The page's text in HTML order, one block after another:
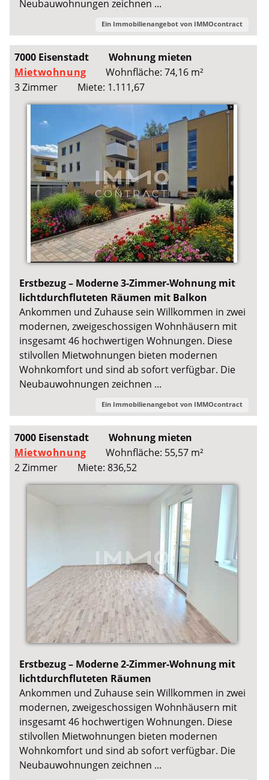
Neubauwohnungen zeichnen ...
Ein Immobilienangebot von IMMOcontract
7000 Eisenstadt
Wohnung mieten
Mietwohnung
Wohnfläche: 74,16 m²
3 Zimmer
Miete: 1.111,67
Erstbezug – Moderne 3-Zimmer-Wohnung mit
lichtdurchfluteten Räumen mit Balkon
Ankommen und Zuhause sein Willkommen in zwei
modernen, zweigeschossigen Wohnhäusern mit
insgesamt 46 hochwertigen Wohnungen. Diese
stilvollen Mietwohnungen bieten modernen
Wohnkomfort und sind ab sofort verfügbar. Die
Neubauwohnungen zeichnen ...
Ein Immobilienangebot von IMMOcontract
7000 Eisenstadt
Wohnung mieten
Mietwohnung
Wohnfläche: 55,57 m²
2 Zimmer
Miete: 836,52
Erstbezug – Moderne 2-Zimmer-Wohnung mit
lichtdurchfluteten Räumen
Ankommen und Zuhause sein Willkommen in zwei
modernen, zweigeschossigen Wohnhäusern mit
insgesamt 46 hochwertigen Wohnungen. Diese
stilvollen Mietwohnungen bieten modernen
Wohnkomfort und sind ab sofort verfügbar. Die
Neubauwohnungen zeichnen ...